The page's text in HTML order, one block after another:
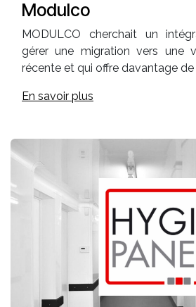
Modulco
MODULCO cherchait un
gérer une migration vers une
récente et qui offre davantage
En savoir plus